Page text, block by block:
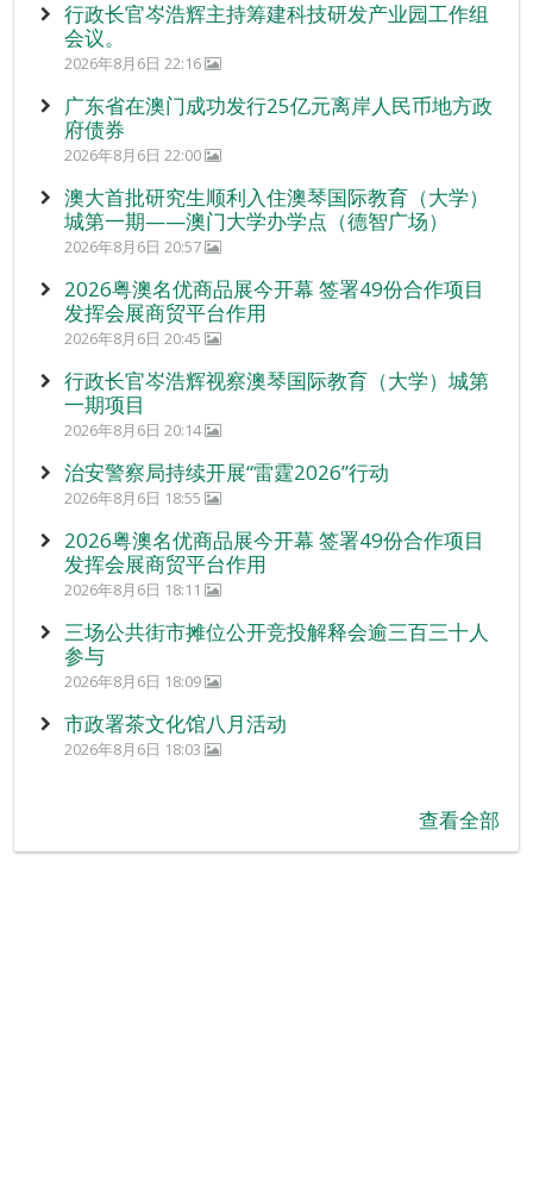
行政长官岑浩辉主持筹建科技研发产业园工作组
会议。
2026年8月6日 22:16
广东省在澳门成功发行25亿元离岸人民币地方政
府债券
2026年8月6日 22:00
澳大首批研究生顺利入住澳琴国际教育（大学）
城第一期——澳门大学办学点（德智广场）
2026年8月6日 20:57
2026粤澳名优商品展今开幕 签署49份合作项目
发挥会展商贸平台作用
2026年8月6日 20:45
行政长官岑浩辉视察澳琴国际教育（大学）城第
一期项目
2026年8月6日 20:14
治安警察局持续开展“雷霆2026”行动
2026年8月6日 18:55
2026粤澳名优商品展今开幕 签署49份合作项目
发挥会展商贸平台作用
2026年8月6日 18:11
三场公共街市摊位公开竞投解释会逾三百三十人
参与
2026年8月6日 18:09
市政署茶文化馆八月活动
2026年8月6日 18:03
查看全部